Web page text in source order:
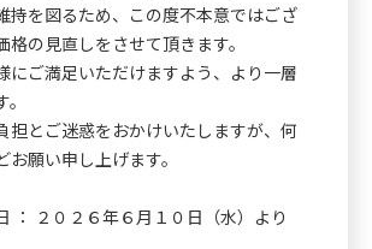
持を図るため、この度不本意ではござ
格の見直しをさせて頂きます。
にご満足いただけますよう、より一層
担とご迷惑をおかけいたしますが、何
願い申し上げます。
： ２０２６年６月１０日（水）より